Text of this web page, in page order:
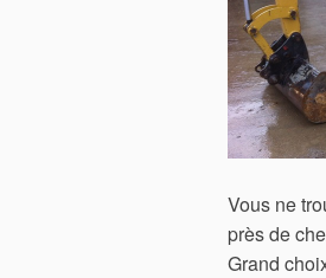
Vous ne
près de
Grand